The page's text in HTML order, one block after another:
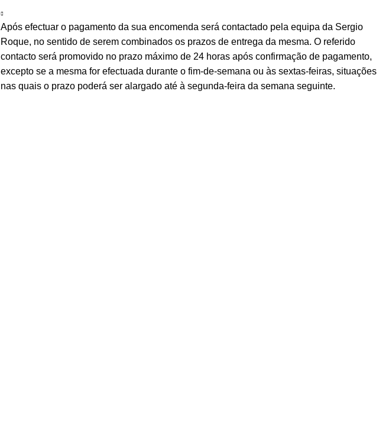
Após efectuar o pagamento da sua encomenda será contactado pela equipa da Sergio
Roque, no sentido de serem combinados os prazos de entrega da mesma. O referido
contacto será promovido no prazo máximo de 24 horas após confirmação de pagamento,
excepto se a mesma for efectuada durante o fim-de-semana ou às sextas-feiras, situações
nas quais o prazo poderá ser alargado até à segunda-feira da semana seguinte.